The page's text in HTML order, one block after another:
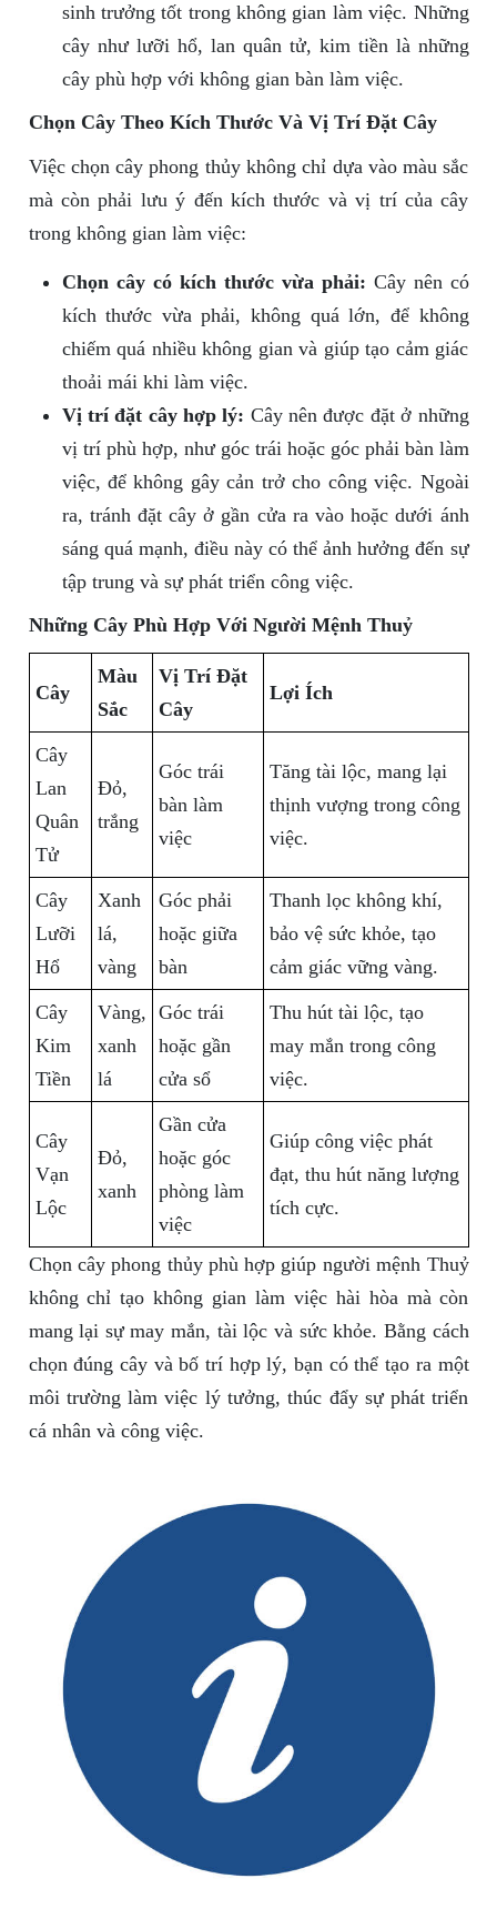
sinh trưởng tốt trong không gian làm việc. Những
cây như lưỡi hổ, lan quân tử, kim tiền là những
cây phù hợp với không gian bàn làm việc.
Chọn Cây Theo Kích Thước Và Vị Trí Đặt Cây
Việc chọn cây phong thủy không chỉ dựa vào màu sắc
mà còn phải lưu ý đến kích thước và vị trí của cây
trong không gian làm việc:
Chọn cây có kích thước vừa phải: Cây nên có
kích thước vừa phải, không quá lớn, để không
chiếm quá nhiều không gian và giúp tạo cảm giác
thoải mái khi làm việc.
Vị trí đặt cây hợp lý: Cây nên được đặt ở những
vị trí phù hợp, như góc trái hoặc góc phải bàn làm
việc, để không gây cản trở cho công việc. Ngoài
ra, tránh đặt cây ở gần cửa ra vào hoặc dưới ánh
sáng quá mạnh, điều này có thể ảnh hưởng đến sự
tập trung và sự phát triển công việc.
Những Cây Phù Hợp Với Người Mệnh Thuỷ
Cây
Màu
Sắc
Vị Trí Đặt
Cây
Lợi Ích
Cây
Lan
Quân
Tử
Đỏ,
trắng
Góc trái
bàn làm
việc
Tăng tài lộc, mang lại
thịnh vượng trong công
việc.
Cây
Lưỡi
Hổ
Xanh
lá,
vàng
Góc phải
hoặc giữa
bàn
Thanh lọc không khí,
bảo vệ sức khỏe, tạo
cảm giác vững vàng.
Cây
Kim
Tiền
Vàng,
xanh
lá
Góc trái
hoặc gần
cửa sổ
Thu hút tài lộc, tạo
may mắn trong công
việc.
Cây
Vạn
Lộc
Đỏ,
xanh
Gần cửa
hoặc góc
phòng làm
việc
Giúp công việc phát
đạt, thu hút năng lượng
tích cực.
Chọn cây phong thủy phù hợp giúp người mệnh Thuỷ
không chỉ tạo không gian làm việc hài hòa mà còn
mang lại sự may mắn, tài lộc và sức khỏe. Bằng cách
chọn đúng cây và bố trí hợp lý, bạn có thể tạo ra một
môi trường làm việc lý tưởng, thúc đẩy sự phát triển
cá nhân và công việc.